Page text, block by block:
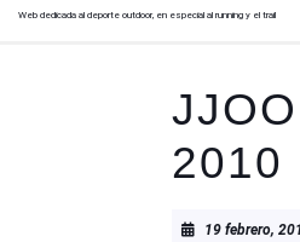
Web dedicada al deporte outdoor, en especial al running y el trail
2010
19 febrero,